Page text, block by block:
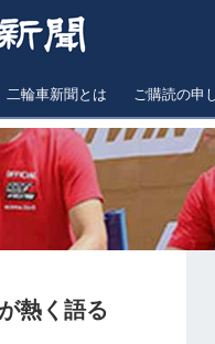
二輪車新聞とは ご購読の申
熱く語る